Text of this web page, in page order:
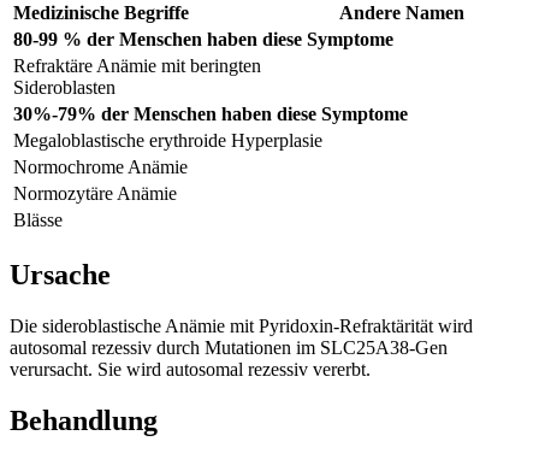
Medizinische Begriffe
Andere Namen
80-99 % der Menschen haben diese Symptome
Refraktäre Anämie mit beringten
Sideroblasten
30%-79% der Menschen haben diese Symptome
Megaloblastische erythroide Hyperplasie
Normochrome Anämie
Normozytäre Anämie
Blässe
Ursache
Die sideroblastische Anämie mit Pyridoxin-Refraktärität wird
autosomal rezessiv durch Mutationen im SLC25A38-Gen
verursacht. Sie wird autosomal rezessiv vererbt.
Behandlung